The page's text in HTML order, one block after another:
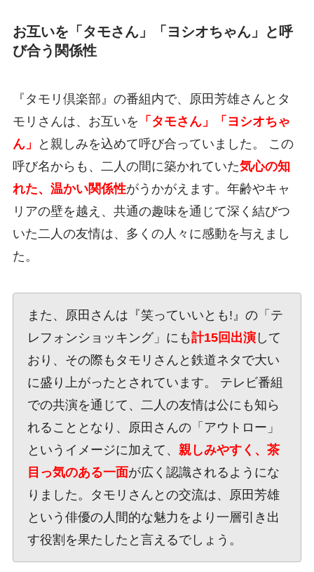
お互いを「タモさん」「ヨシオちゃん」と呼
び合う関係性
『タモリ倶楽部』の番組内で、原田芳雄さんとタ
モリさんは、お互いを 「タモさん」「ヨシオちゃ
ん」
と親しみを込めて呼び合っていました。 この
呼び名からも、二人の間に築かれていた気心の知
れた、温かい関係性がうかがえます。年齢やキャ
リアの壁を越え、共通の趣味を通じて深く結びつ
いた二人の友情は、多くの人々に感動を与えまし
た。
また、原田さんは『笑っていいとも!』の「テ
レフォンショッキング」にも計15回出演して
おり、その際もタモリさんと鉄道ネタで大い
に盛り上がったとされています。 テレビ番組
での共演を通じて、二人の友情は公にも知ら
れることとなり、原田さんの「アウトロー」
というイメージに加えて、 親しみやすく、茶
目っ気のある一面が広く認識されるようにな
りました。タモリさんとの交流は、原田芳雄
という俳優の人間的な魅力をより一層引き出
す役割を果たしたと言えるでしょう。